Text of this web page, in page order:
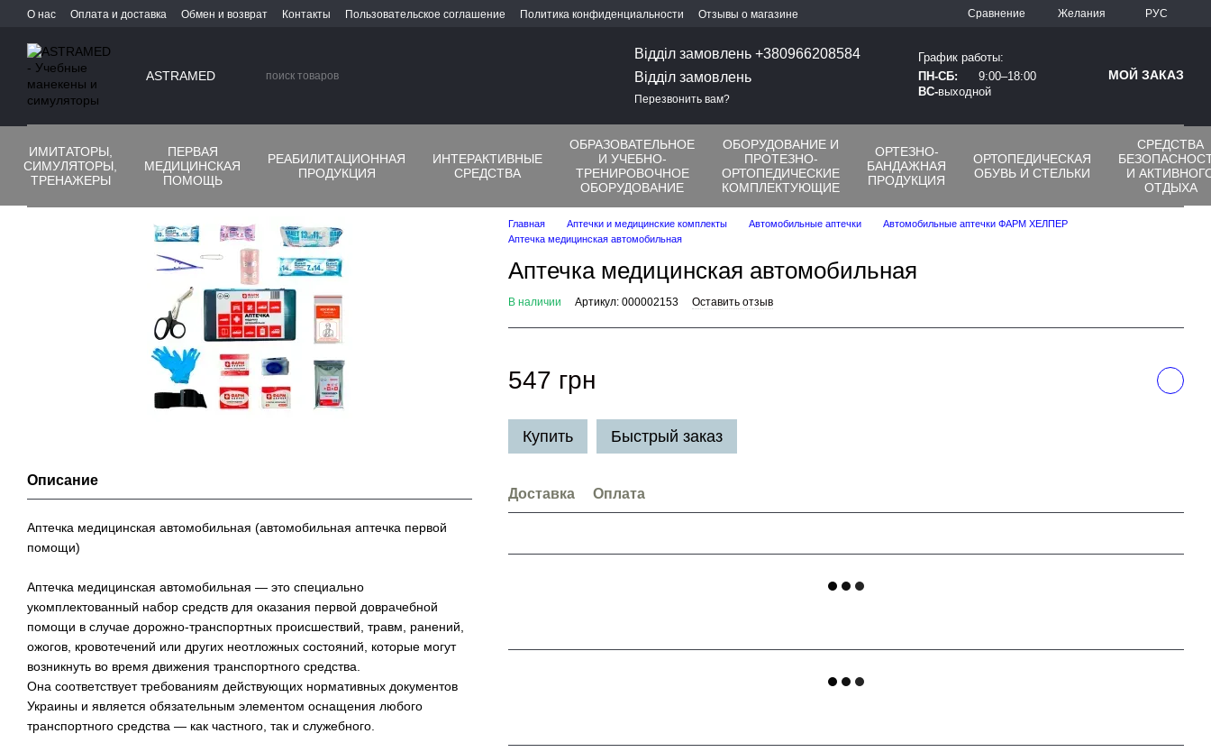
Перейти к основному контенту
О нас Оплата и доставка Обмен и возврат Контакты Пользовательское соглашение Политика конфиденциальности Отзывы о магазине Сравнение Желания РУС
ASTRAMED
Відділ замовлень +380966208584
Відділ замовлень
Перезвонить вам?
График работы:
ПН-СБ:
9:00–18:00
ВС-выходной
МОЙ ЗАКАЗ
ИМИТАТОРЫ,
СИМУЛЯТОРЫ,
ТРЕНАЖЕРЫ
ПЕРВАЯ
МЕДИЦИНСКАЯ
ПОМОЩЬ
РЕАБИЛИТАЦИОННАЯ
ПРОДУКЦИЯ
ИНТЕРАКТИВНЫЕ
СРЕДСТВА
ОБРАЗОВАТЕЛЬНОЕ
И УЧЕБНО-
ТРЕНИРОВОЧНОЕ
ОБОРУДОВАНИЕ
ОБОРУДОВАНИЕ И
ПРОТЕЗНО-
ОРТОПЕДИЧЕСКИЕ
КОМПЛЕКТУЮЩИЕ
ОРТЕЗНО-
БАНДАЖНАЯ
ПРОДУКЦИЯ
ОРТОПЕДИЧЕСКАЯ
ОБУВЬ И СТЕЛЬКИ
СРЕДСТВА
И
ОТДЫХА
Описание
Аптечка медицинская автомобильная (автомобильная аптечка первой
помощи)
Аптечка медицинская автомобильная — это специально
укомплектованный набор средств для оказания первой доврачебной
помощи в случае дорожно-транспортных происшествий, травм, ранений,
ожогов, кровотечений или других неотложных состояний, которые могут
возникнуть во время движения транспортного средства.
Она соответствует требованиям действующих нормативных документов
Украины и является обязательным элементом оснащения любого
транспортного средства — как частного, так и служебного.
Главная Аптечки и медицинские комплекты Автомобильные аптечки
Автомобильные аптечки ФАРМ ХЕЛПЕР
Аптечка медицинская автомобильная
Аптечка медицинская автомобильная
В наличии Артикул: 000002153 Оставить отзыв
547 грн
Купить Быстрый заказ
Доставка Оплата